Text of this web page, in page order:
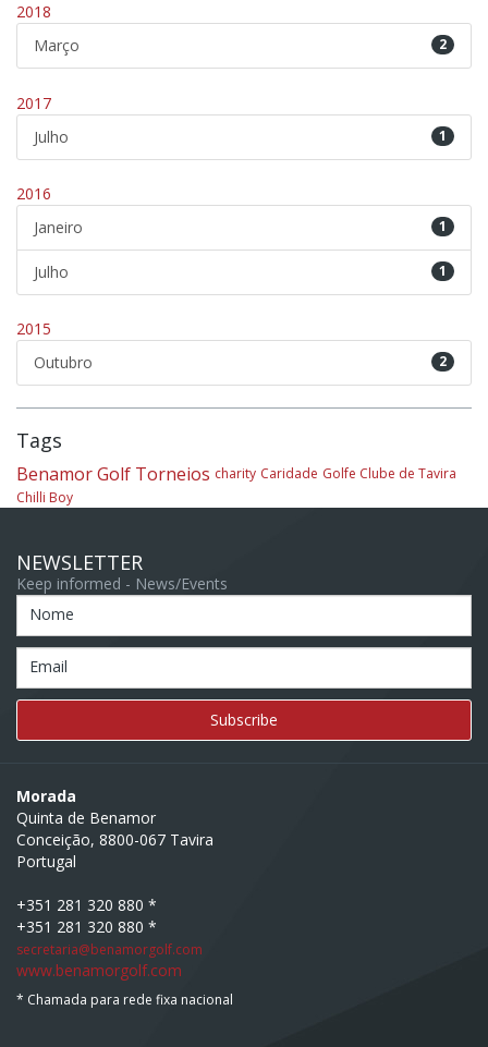
2018
2
Março
2017
1
Julho
2016
1
Janeiro
1
Julho
2015
2
Outubro
Tags
Benamor Golf Torneios charity Caridade Golfe Clube de Tavira
Chilli Boy
NEWSLETTER
Keep informed - News/Events
Nome
Email
Morada
Quinta de Benamor
Conceição, 8800-067 Tavira
Portugal
+351 281 320 880 *
+351 281 320 880 *
secretaria@benamorgolf.com
www.benamorgolf.com
* Chamada para rede fixa nacional